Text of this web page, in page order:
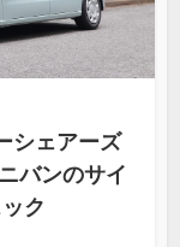
シェアーズ
バンのサイ
ク